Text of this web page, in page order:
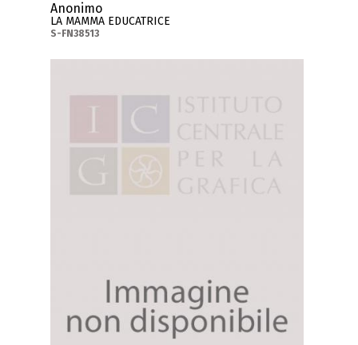
Anonimo
LA MAMMA EDUCATRICE
S-FN38513